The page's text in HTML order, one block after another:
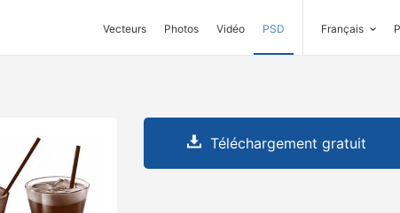
Vecteurs Photos Vidéo PSD Français
Téléchargement gratuit